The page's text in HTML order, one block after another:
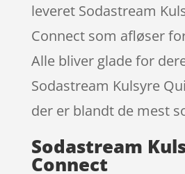
leveret Sodastream
Connect som afløser
Alle bliver glade for
Sodastream Kulsyre
der er blandt de mest
Sodastream
Connect